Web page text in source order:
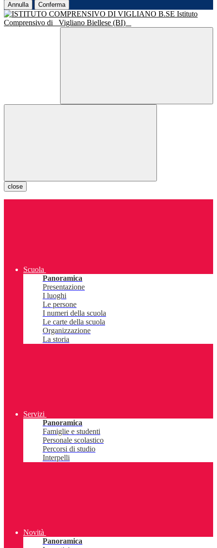
Annulla Conferma
Istituto
Comprensivo di
Vigliano Biellese (BI)
close
Scuola
Panoramica
Presentazione
I luoghi
Le persone
I numeri della scuola
Le carte della scuola
Organizzazione
La storia
Servizi
Panoramica
Famiglie e studenti
Personale scolastico
Percorsi di studio
Interpelli
Novità
Panoramica